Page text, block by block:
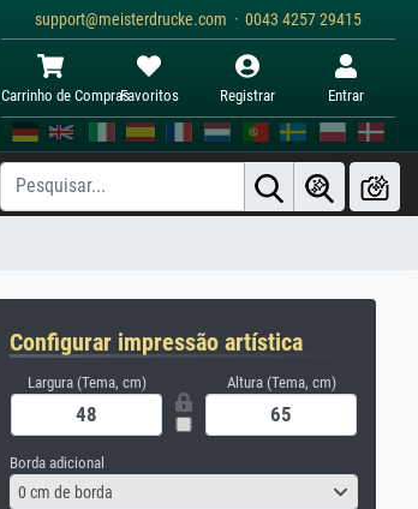
support@meisterdrucke.com · 0043 4257 29415
Carrinho de ComprasFavoritos Registrar Entrar
Configurar impressão artística
Largura (Tema, cm) Altura (Tema, cm)
Borda adicional
0 cm de borda